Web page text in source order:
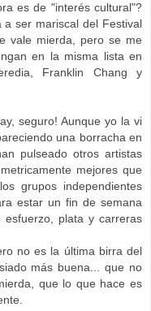
es de "interés cultural"?
ser mariscal del Festival
vale mierda, pero se me
en la misma lista en
Franklin Chang y
seguro! Aunque yo la vi
una borracha en
pulseado otros artistas
mejores que
grupos independientes
estar un fin de semana
esfuerzo, plata y carreras
no es la última birra del
más buena... que no
que lo que hace es